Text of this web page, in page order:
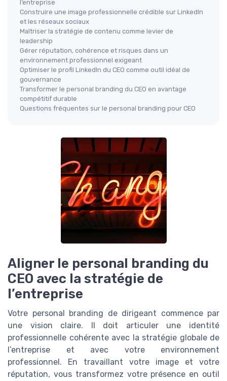
l’entreprise
Construire une image professionnelle crédible sur LinkedIn
et les réseaux sociaux
Maîtriser la stratégie de contenu comme levier de
leadership
Gérer réputation, cohérence et risques dans un
environnement professionnel exigeant
Optimiser le profil LinkedIn du CEO comme outil idéal de
gouvernance
Transformer le personal branding du CEO en avantage
compétitif durable
Questions fréquentes sur le personal branding pour CEO
Aligner le personal branding du
CEO avec la stratégie de
l’entreprise
Votre personal branding de dirigeant commence par
une vision claire. Il doit articuler une identité
professionnelle cohérente avec la stratégie globale de
l’entreprise et avec votre environnement
professionnel. En travaillant votre image et votre
réputation, vous transformez votre présence en outil